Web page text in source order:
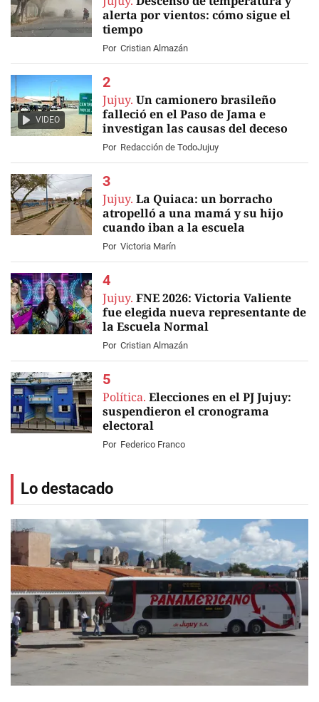
alerta por vientos: cómo sigue el
tiempo
Por Cristian Almazán
VIDEO
Jujuy. Un camionero brasileño
falleció en el Paso de Jama e
investigan las causas del deceso
Por Redacción de TodoJujuy
Jujuy. La Quiaca: un borracho
atropelló a una mamá y su hijo
cuando iban a la escuela
Por Victoria Marín
Jujuy. FNE 2026: Victoria Valiente
fue elegida nueva representante de
la Escuela Normal
Por Cristian Almazán
Política. Elecciones en el PJ Jujuy:
suspendieron el cronograma
electoral
Por Federico Franco
Lo destacado